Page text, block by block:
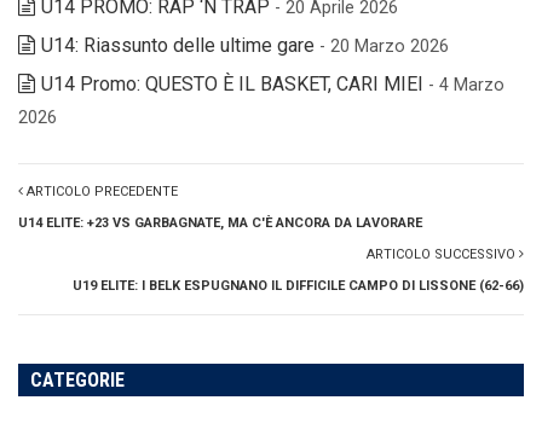
U14 PROMO: RAP ‘N TRAP - 20 Aprile 2026
U14: Riassunto delle ultime gare - 20 Marzo 2026
U14 Promo: QUESTO È IL BASKET, CARI MIEI - 4 Marzo
2026
ARTICOLO PRECEDENTE
U14 ELITE: +23 VS GARBAGNATE, MA C'È ANCORA DA LAVORARE
ARTICOLO SUCCESSIVO
U19 ELITE: I BELK ESPUGNANO IL DIFFICILE CAMPO DI LISSONE (62-66)
CATEGORIE